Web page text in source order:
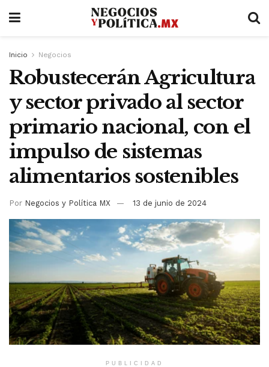
Inicio Negocios
Robustecerán Agricultura
y sector privado al sector
primario nacional, con el
impulso de sistemas
alimentarios sostenibles
Por Negocios y Política MX 13 de junio de 2024
PUBLICIDAD